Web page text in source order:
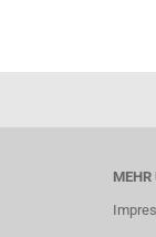
Bonsai-
MEHR